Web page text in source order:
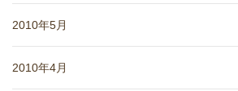
2010年5月
2010年4月